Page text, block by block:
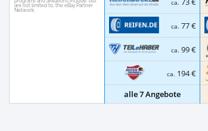
ca.
ca.77 €
ca.99 €
ca. 194 €
alle 7 Angebote